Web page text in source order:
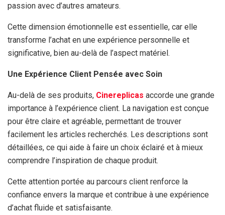
passion avec d’autres amateurs.
Cette dimension émotionnelle est essentielle, car elle
transforme l’achat en une expérience personnelle et
significative, bien au-delà de l’aspect matériel.
Une Expérience Client Pensée avec Soin
Au-delà de ses produits, Cinereplicas accorde une grande
importance à l’expérience client. La navigation est conçue
pour être claire et agréable, permettant de trouver
facilement les articles recherchés. Les descriptions sont
détaillées, ce qui aide à faire un choix éclairé et à mieux
comprendre l’inspiration de chaque produit.
Cette attention portée au parcours client renforce la
confiance envers la marque et contribue à une expérience
d’achat fluide et satisfaisante.